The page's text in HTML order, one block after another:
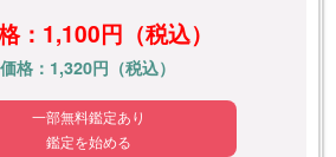
：1,100円（税込）
格：1,320円（税込）
一部無料鑑定あり
鑑定を始める